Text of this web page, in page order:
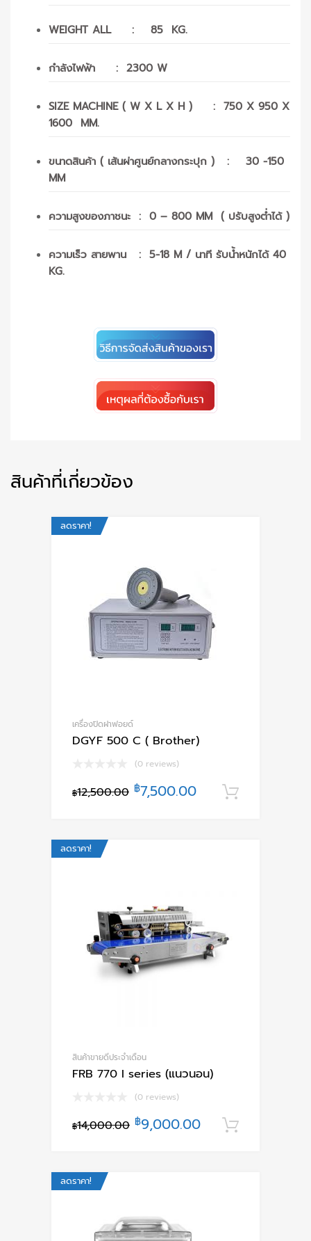
WEIGHT ALL : 85 KG.
กำลังไฟฟ้า : 2300 W
SIZE MACHINE ( W X L X H ) : 750 X 950 X
1600 MM.
ขนาดสินค้า ( เส้นผ่าศูนย์กลางกระปุก ) : 30 -150
MM
ความสูงของภาชนะ : 0 – 800 MM ( ปรับสูงต่ำได้ )
ความเร็ว สายพาน : 5-18 M / นาที รับน้ำหนักได้ 40
KG.
สินค้าที่เกี่ยวข้อง
ลดราคา!
เครื่องปิดฝาฟอยด์
DGYF 500 C ( Brother)
(0 reviews)
฿12,500.00 ฿7,500.00
ลดราคา!
สินค้าขายดีประจำเดือน
FRB 770 I series (แนวนอน)
(0 reviews)
฿14,000.00 ฿9,000.00
ลดราคา!